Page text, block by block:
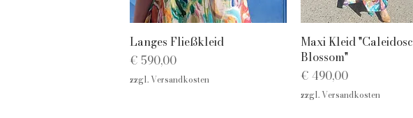
Schnellansicht
Langes Fließkleid
Preis
€ 590,00
zzgl. Versandkosten
Schnellansicht
Maxi Kleid
Blossom"
Preis
€ 490,00
zzgl. Versandkosten